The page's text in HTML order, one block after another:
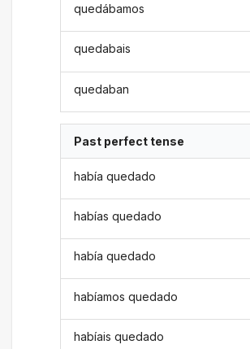
quedábamos
quedabais
quedaban
Past perfect tense
había quedado
habías quedado
había quedado
habíamos quedado
habíais quedado